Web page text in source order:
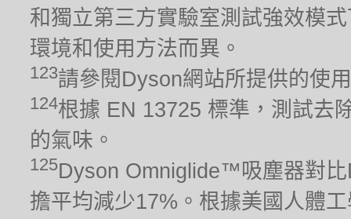
和獨立第三方實驗室測試強效模
環境和使用方法而異。
123請參閱Dyson網站所提供的使
124根據 EN 13725 標準，測試去
的氣味。
125Dyson Omniglide™吸塵器對
擔平均減少17%。根據美國人體